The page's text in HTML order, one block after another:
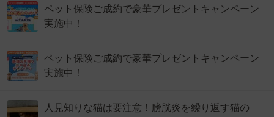
ペット保険ご成約で豪華プレゼントキャンペーン
実施中！
ペット保険ご成約で豪華プレゼントキャンペーン
実施中！
人見知りな猫は要注意！膀胱炎を繰り返す猫の